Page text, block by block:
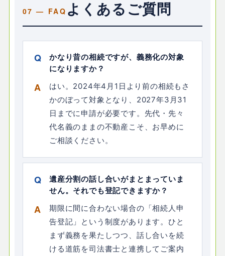
よくあるご質問
かなり昔の相続ですが、義務化の対象
になりますか？
はい。2024年4月1日より前の相続もさ
かのぼって対象となり、2027年3月31
日までに申請が必要です。先代・先々
代名義のままの不動産こそ、お早めに
ご相談ください。
遺産分割の話し合いがまとまっていま
せん。それでも登記できますか？
期限に間に合わない場合の「相続人申
告登記」という制度があります。ひと
まず義務を果たしつつ、話し合いを続
ける道筋を司法書士と連携してご案内